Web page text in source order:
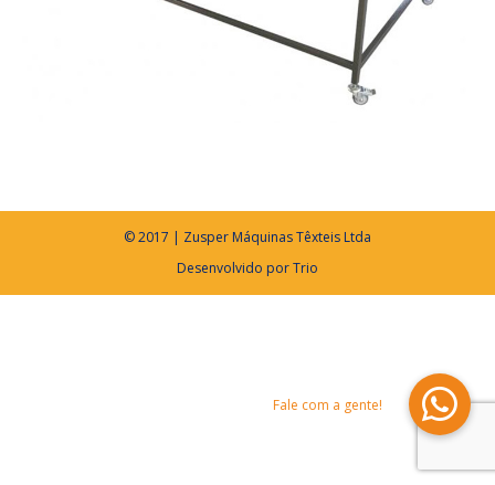
© 2017 | Zusper Máquinas Têxteis Ltda
Desenvolvido porTrio